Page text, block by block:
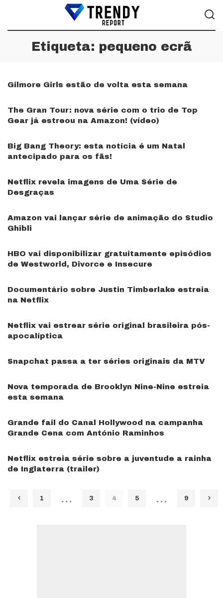
Etiqueta: pequeno ecrã
Gilmore Girls estão de volta esta semana
The Gran Tour: nova série com o trio de Top
Gear já estreou na Amazon! (vídeo)
Big Bang Theory: esta notícia é um Natal
antecipado para os fãs!
Netflix revela imagens de Uma Série de
Desgraças
Amazon vai lançar série de animação do Studio
Ghibli
HBO vai disponibilizar gratuitamente episódios
de Westworld, Divorce e Insecure
Documentário sobre Justin Timberlake estreia
na Netflix
Netflix vai estrear série original brasileira pós-
apocalíptica
Snapchat passa a ter séries originais da MTV
Nova temporada de Brooklyn Nine-Nine estreia
esta semana
Grande fail do Canal Hollywood na campanha
Grande Cena com António Raminhos
Netflix estreia série sobre a juventude a rainha
de Inglaterra (trailer)
1 … 3 4 5 … 9